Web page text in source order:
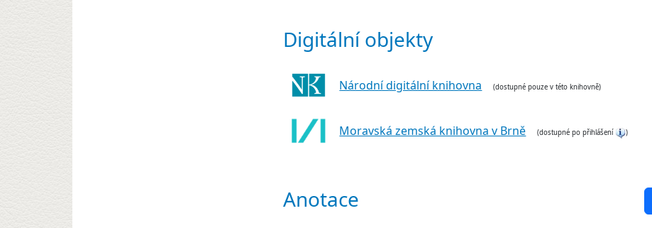
Digitální objekty
Národní digitální knihovna (dostupné pouze v této knihovně)
Moravská zemská knihovna v Brně (dostupné po přihlášení )
Anotace